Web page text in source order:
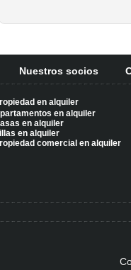
Nuestros socios
en alquiler
en alquiler
en alquiler
en alquiler
comercial en alquiler